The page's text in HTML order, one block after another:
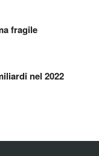
fragile
nel 2022